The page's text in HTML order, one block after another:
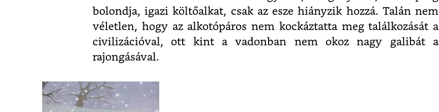
bolondja, igazi költőalkat, csak az esze hiányzik hozzá. Talán nem
véletlen, hogy az alkotópáros nem kockáztatta meg találkozását a
civilizációval, ott kint a vadonban nem okoz nagy galibát a
rajongásával.